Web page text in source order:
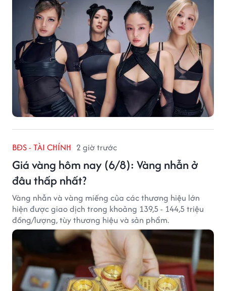
BĐS - TÀI CHÍNH 2 giờ trước
Giá vàng hôm nay (6/8): Vàng nhẫn ở
đâu thấp nhất?
Vàng nhẫn và vàng miếng của các thương hiệu lớn
hiện được giao dịch trong khoảng 139,5 - 144,5 triệu
đồng/lượng, tùy thương hiệu và sản phẩm.